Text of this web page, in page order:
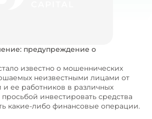
предупреждение о
известно о мошеннических
неизвестными лицами от
ее работников в различных
инвестировать средства
какие-либо финансовые операции.